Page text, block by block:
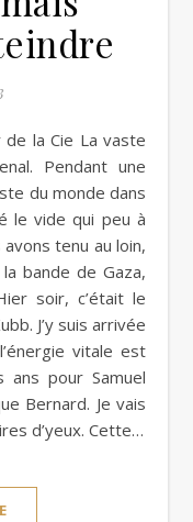
Pendant une
du monde dans
le vide qui peu à
tenu au loin,
bande de Gaza,
soir, c’était le
J’y suis arrivée
vitale est
ans pour Samuel
Bernard. Je vais
d’yeux. Cette…